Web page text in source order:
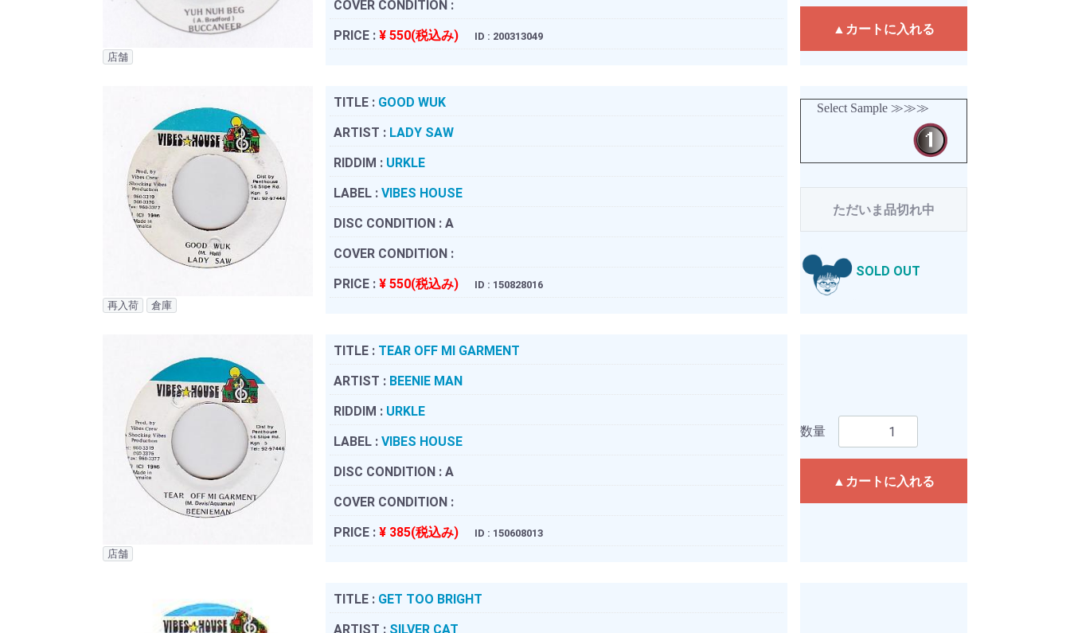
店舗
COVER CONDITION :
PRICE : ¥ 550(税込み) ID : 200313049 ▲カートに入れる
再入荷 倉庫
TITLE : GOOD WUK
ARTIST : LADY SAW
RIDDIM : URKLE
LABEL : VIBES HOUSE
DISC CONDITION : A
COVER CONDITION :
PRICE : ¥ 550(税込み) ID : 150828016
Select Sample ≫≫≫
ただいま品切れ中
SOLD OUT
店舗
TITLE : TEAR OFF MI GARMENT
ARTIST : BEENIE MAN
RIDDIM : URKLE
LABEL : VIBES HOUSE
DISC CONDITION : A
COVER CONDITION :
PRICE : ¥ 385(税込み) ID : 150608013
数量
▲カートに入れる
TITLE : GET TOO BRIGHT
ARTIST : SILVER CAT